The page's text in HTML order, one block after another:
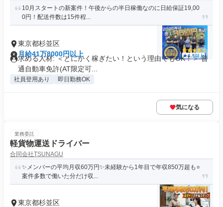
10月スタートの新案件！午後からの半日稼働なのに日給保証19,00
0円！配送件数は15件程...
東京都杉並区
月給41万8000円以上
求める人材: ＜とにかく稼ぎたい！という理由でもOK！＞ 普
通自動車免許(AT限定可...
社員登用あり 即日勤務OK
気になる
業務委託
軽貨物運送ドライバー
合同会社TSUNAGU
✨メンバーの平均月収60万円✨未経験から1年目で年収850万超も⭐
案件多数で働いた分だけ収...
東京都杉並区